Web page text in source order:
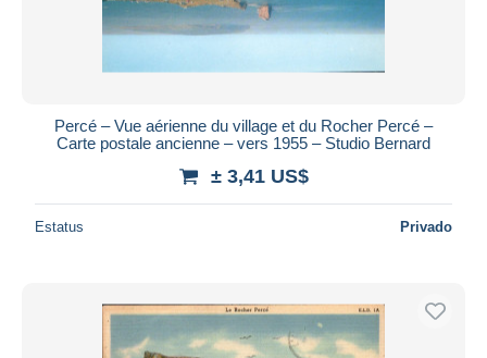
Percé – Vue aérienne du village et du Rocher Percé –
Carte postale ancienne – vers 1955 – Studio Bernard
± 3,41 US$
Estatus Privado